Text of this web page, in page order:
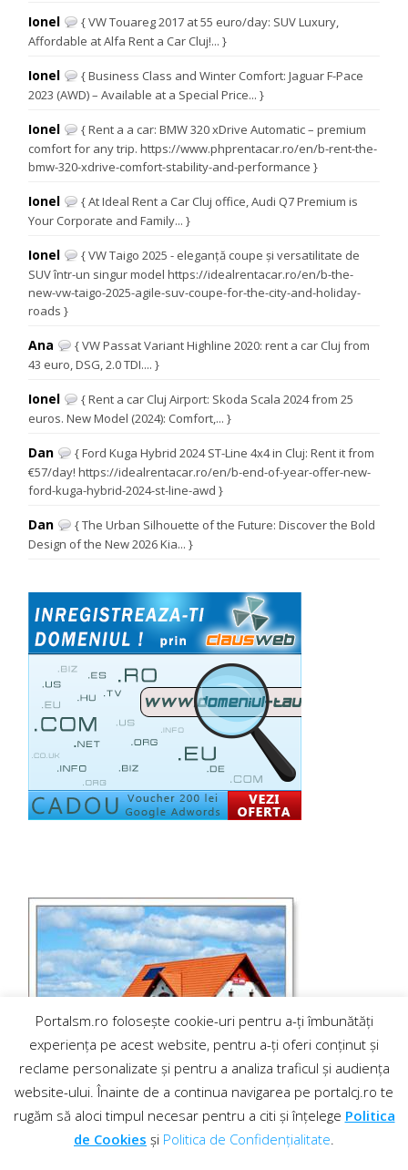
Ionel
{ VW Touareg 2017 at 55 euro/day: SUV Luxury,
Affordable at Alfa Rent a Car Cluj!... }
Ionel
{ Business Class and Winter Comfort: Jaguar F-Pace
2023 (AWD) – Available at a Special Price... }
Ionel
{ Rent a a car: BMW 320 xDrive Automatic – premium
comfort for any trip. https://www.phprentacar.ro/en/b-rent-the-
bmw-320-xdrive-comfort-stability-and-performance }
Ionel
{ At Ideal Rent a Car Cluj office, Audi Q7 Premium is
Your Corporate and Family... }
Ionel
{ VW Taigo 2025 - eleganță coupe și versatilitate de
SUV într-un singur model https://idealrentacar.ro/en/b-the-
new-vw-taigo-2025-agile-suv-coupe-for-the-city-and-holiday-
roads }
Ana
{ VW Passat Variant Highline 2020: rent a car Cluj from
43 euro, DSG, 2.0 TDI.... }
Ionel
{ Rent a car Cluj Airport: Skoda Scala 2024 from 25
euros. New Model (2024): Comfort,... }
Dan
{ Ford Kuga Hybrid 2024 ST-Line 4x4 in Cluj: Rent it from
€57/day! https://idealrentacar.ro/en/b-end-of-year-offer-new-
ford-kuga-hybrid-2024-st-line-awd }
Dan
{ The Urban Silhouette of the Future: Discover the Bold
Design of the New 2026 Kia... }
Portalsm.ro folosește cookie-uri pentru a-ți îmbunătăți
experiența pe acest website, pentru a-ți oferi conținut și
reclame personalizate și pentru a analiza traficul și audiența
website-ului. Înainte de a continua navigarea pe portalcj.ro te
rugăm să aloci timpul necesar pentru a citi și înțelege Politica
de Cookies și Politica de Confidențialitate.